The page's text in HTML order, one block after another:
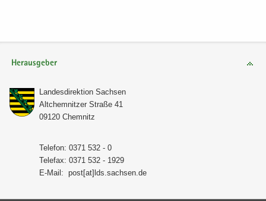
Herausgeber
Lan­des­di­rek­ti­on Sach­sen
Alt­chem­nit­zer Stra­ße 41
09120 Chem­nitz
Te­le­fon: 0371 532 - 0
Te­le­fax: 0371 532 - 1929
E-​Mail: post[at]lds.sach­sen.de